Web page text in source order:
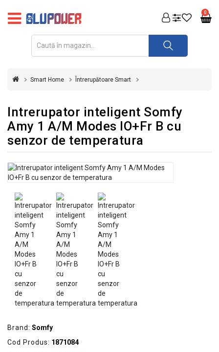
0
FOTOVOLTAICE
REDRESOARE
INVERTOARE
UPS
STABILIZATOARE
DE
TENSIUNE
CASA
GRADINA
SCULE
ECHIPAMENTE
ECHIPAMENTE
KITURI
Smart Home Întrerupătoare Smart
Intrerupator inteligent Somfy
Amy 1 A/M Modes IO+Fr B cu
senzor de temperatura
Brand: Somfy
Cod Produs: 1871084